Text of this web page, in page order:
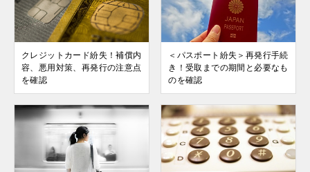
クレジットカード紛失！補償内
容、悪用対策、再発行の注意点
を確認
＜パスポート紛失＞再発行手続
き！受取までの期間と必要なも
のを確認